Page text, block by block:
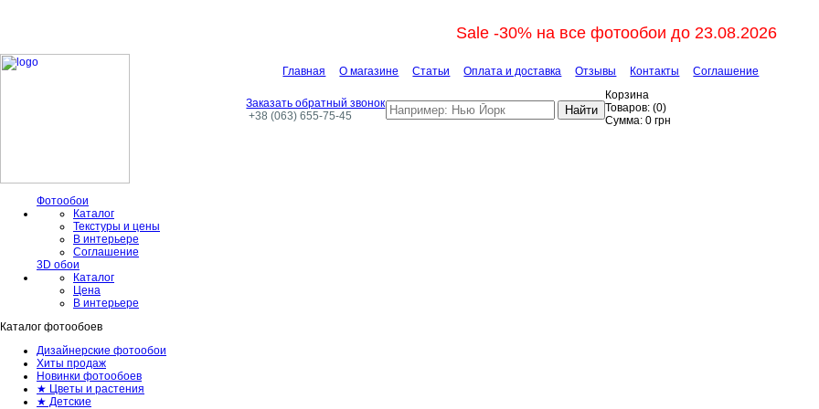
Sale -30% на все фотообои до 23.08.2026
Главная О магазине Статьи Оплата и доставка Отзывы Контакты Соглашение
Заказать обратный звонок
+38 (063) 655-75-45
Найти
Корзина
Товаров: (0)
Сумма: 0 грн
Фотообои
Каталог
Текстуры и цены
В интерьере
Соглашение
3D обои
Каталог
Цена
В интерьере
Каталог фотообоев
Дизайнерские фотообои
Хиты продаж
Новинки фотообоев
★ Цветы и растения
★ Детские